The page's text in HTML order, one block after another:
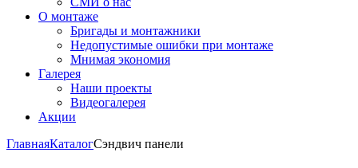
О монтаже
Бригады и монтажники
Недопустимые ошибки при монтаже
Мнимая экономия
Галерея
Наши проекты
Видеогалерея
Акции
ГлавнаяКаталогСэндвич панели